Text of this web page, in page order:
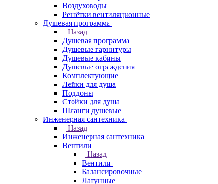
Воздуховоды
Решётки вентиляционные
Душевая программа
Назад
Душевая программа
Душевые гарнитуры
Душевые кабины
Душевые ограждения
Комплектующие
Лейки для душа
Поддоны
Стойки для душа
Шланги душевые
Инженерная сантехника
Назад
Инженерная сантехника
Вентили
Назад
Вентили
Балансировочные
Латунные